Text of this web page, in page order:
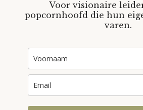
Voor visionaire
popcornhoofd die hun
varen.